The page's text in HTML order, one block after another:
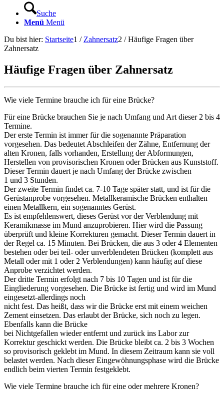
Suche
Menü Menü
Du bist hier: Startseite1 / Zahnersatz2 / Häufige Fragen über
Zahnersatz
Häufige Fragen über Zahnersatz
Wie viele Termine brauche ich für eine Brücke?
Für eine Brücke brauchen Sie je nach Umfang und Art dieser 2 bis 4
Termine.
Der erste Termin ist immer für die sogenannte Präparation
vorgesehen. Das bedeutet Abschleifen der Zähne, Entfernung der
alten Kronen, falls vorhanden, Erstellung der Abformungen,
Herstellen von provisorischen Kronen oder Brücken aus Kunststoff.
Dieser Termin dauert je nach Umfang der Brücke zwischen
1 und 3 Stunden.
Der zweite Termin findet ca. 7-10 Tage später statt, und ist für die
Gerüstanprobe vorgesehen. Metallkeramische Brücken enthalten
einen Metallkern, ein sogenanntes Gerüst.
Es ist empfehlenswert, dieses Gerüst vor der Verblendung mit
Keramikmasse im Mund anzuprobieren. Hier wird die Passung
überprüft und kleine Korrekturen gemacht. Dieser Termin dauert in
der Regel ca. 15 Minuten. Bei Brücken, die aus 3 oder 4 Elementen
bestehen oder bei teil- oder unverblendeten Brücken (komplett aus
Metall oder mit 1 oder 2 Verblendungen) kann häufig auf diese
Anprobe verzichtet werden.
Der dritte Termin erfolgt nach 7 bis 10 Tagen und ist für die
Eingliederung vorgesehen. Die Brücke ist fertig und wird im Mund
eingesetzt-allerdings noch
nicht fest. Das heißt, dass wir die Brücke erst mit einem weichen
Zement einsetzen. Das erlaubt der Brücke, sich noch zu legen.
Ebenfalls kann die Brücke
bei Nichtgefallen wieder entfernt und zurück ins Labor zur
Korrektur geschickt werden. Die Brücke bleibt ca. 2 bis 3 Wochen
so provisorisch geklebt im Mund. In diesem Zeitraum kann sie voll
belastet werden. Nach dieser Eingewöhnungsphase wird die Brücke
endlich beim vierten Termin festgeklebt.
Wie viele Termine brauche ich für eine oder mehrere Kronen?